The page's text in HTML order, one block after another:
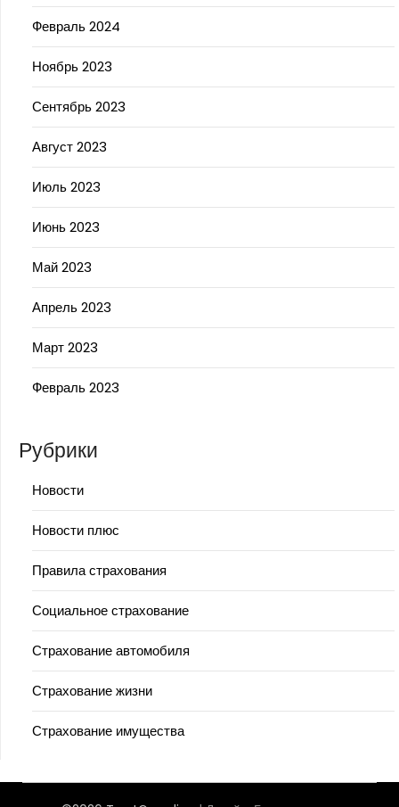
Февраль 2024
Ноябрь 2023
Сентябрь 2023
Август 2023
Июль 2023
Июнь 2023
Май 2023
Апрель 2023
Март 2023
Февраль 2023
Рубрики
Новости
Новости плюс
Правила страхования
Социальное страхование
Страхование автомобиля
Страхование жизни
Страхование имущества